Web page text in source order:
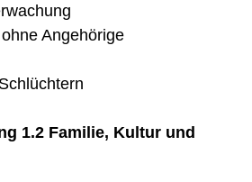
Angehörige
1.2 Familie, Kultur und